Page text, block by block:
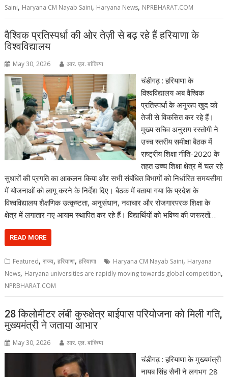
Saini, Haryana CM Nayab Saini, Haryana News, NPRBHARAT.COM
वैश्विक प्रतिस्पर्धा की ओर तेज़ी से बढ़ रहे हैं हरियाणा के
विश्वविद्यालय
May 30, 2026 आर. एल. बांकिया
चंडीगढ़ : हरियाणा के
विश्वविद्यालय अब वैश्विक
प्रतिस्पर्धा के अनुरूप खुद को
तेजी से विकसित कर रहे हैं।
मुख्य सचिव अनुराग रस्तोगी ने
उच्च स्तरीय समीक्षा बैठक में
राष्ट्रीय शिक्षा नीति-2020 के
तहत उच्च शिक्षा क्षेत्र में चल रहे
सुधारों की प्रगति का आकलन किया और सभी संबंधित विभागों को निर्धारित समयसीमा
में योजनाओं को लागू करने के निर्देश दिए। बैठक में बताया गया कि प्रदेश के
विश्वविद्यालय शैक्षणिक उत्कृष्टता, अनुसंधान, नवाचार और रोजगारपरक शिक्षा के
क्षेत्र में लगातार नए आयाम स्थापित कर रहे हैं। विद्यार्थियों को भविष्य की जरूरतों…
READ MORE
Featured,राज्य,हरियाणा,हरियाणा Haryana CM Nayab Saini, Haryana
News, Haryana universities are rapidly moving towards global competition,
NPRBHARAT.COM
28 किलोमीटर लंबी कुरुक्षेत्र बाईपास परियोजना को मिली गति,
मुख्यमंत्री ने जताया आभार
May 30, 2026 आर. एल. बांकिया
चंडीगढ़ : हरियाणा के मुख्यमंत्री
नायब सिंह सैनी ने लगभग 28